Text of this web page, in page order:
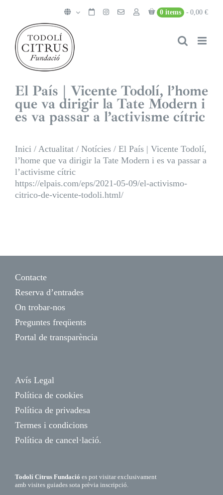
content
0 items 0,00 €
El País | Vicente Todolí, l’home
que va dirigir la Tate Modern i
es va passar a l’activisme cítric
Inici / Actualitat / Notícies / El País | Vicente Todolí,
l’home que va dirigir la Tate Modern i es va passar a
l’activisme cítric
https://elpais.com/eps/2021-05-09/el-activismo-
citrico-de-vicente-todoli.html/
Contacte
Reserva d’entrades
On trobar-nos
Preguntes freqüents
Portal de transparència
Avís Legal
Política de cookies
Política de privadesa
Termes i condicions
Política de cancel·lació.
Todolí Citrus Fundació es pot visitar exclusivament
amb visites guiades sota prèvia inscripció.